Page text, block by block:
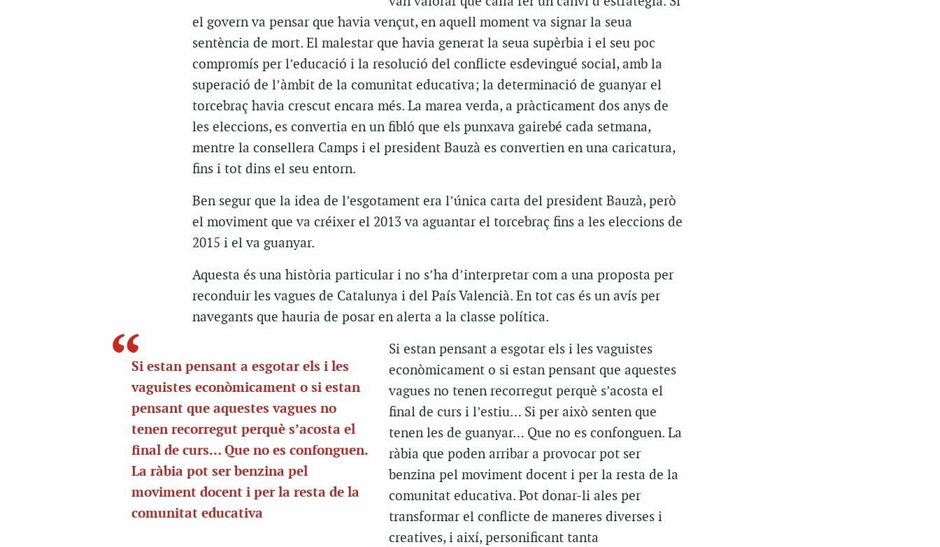
el govern va pensar que havia vençut, en aquell moment va signar la seua
sentència de mort. El malestar que havia generat la seua supèrbia i el seu poc
compromís per l’educació i la resolució del conflicte esdevingué social, amb la
superació de l’àmbit de la comunitat educativa; la determinació de guanyar el
torcebraç havia crescut encara més. La marea verda, a pràcticament dos anys de
les eleccions, es convertia en un fibló que els punxava gairebé cada setmana,
mentre la consellera Camps i el president Bauzà es convertien en una caricatura,
fins i tot dins el seu entorn.
Ben segur que la idea de l’esgotament era l’única carta del president Bauzà, però
el moviment que va créixer el 2013 va aguantar el torcebraç fins a les eleccions de
2015 i el va guanyar.
Aquesta és una història particular i no s’ha d’interpretar com a una proposta per
reconduir les vagues de Catalunya i del País Valencià. En tot cas és un avís per
navegants que hauria de posar en alerta a la classe política.
Si estan pensant a esgotar els i les
vaguistes econòmicament o si estan
pensant que aquestes vagues no
tenen recorregut perquè s’acosta el
final de curs… Que no es confonguen.
La ràbia pot ser benzina pel
moviment docent i per la resta de la
comunitat educativa
Si estan pensant a esgotar els i les vaguistes
econòmicament o si estan pensant que aquestes
vagues no tenen recorregut perquè s’acosta el
final de curs i l’estiu… Si per això senten que
tenen les de guanyar… Que no es confonguen. La
ràbia que poden arribar a provocar pot ser
benzina pel moviment docent i per la resta de la
comunitat educativa. Pot donar-li ales per
transformar el conflicte de maneres diverses i
creatives, i així, personificant tanta